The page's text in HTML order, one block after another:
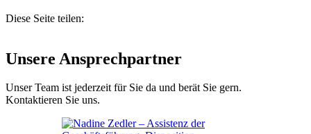
Diese Seite teilen:
Unsere Ansprechpartner
Unser Team ist jederzeit für Sie da und berät Sie gern.
Kontaktieren Sie uns.